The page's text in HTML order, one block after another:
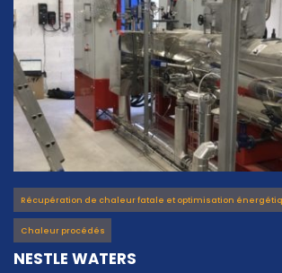
Récupération de chaleur fatale et optimisation
Chaleur procédés
NESTLE WATERS